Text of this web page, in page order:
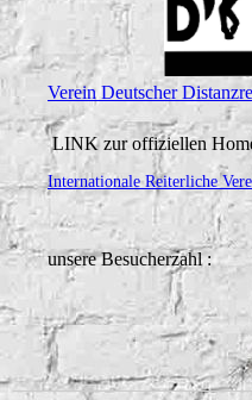
Verein Deutscher
LINK zur offiziellen
Internationale Reiterliche
unsere Besucherzahl :